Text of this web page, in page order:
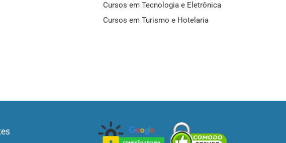
Cursos em Tecnologia e Eletrônica
Cursos em Turismo e Hotelaria